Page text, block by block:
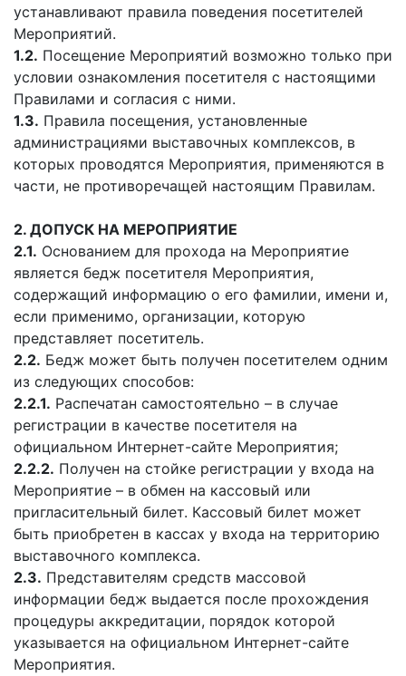
устанавливают правила поведения посетителей
Мероприятий.
1.2. Посещение Мероприятий возможно только при
условии ознакомления посетителя с настоящими
Правилами и согласия с ними.
1.3. Правила посещения, установленные
администрациями выставочных комплексов, в
которых проводятся Мероприятия, применяются в
части, не противоречащей настоящим Правилам.
2. ДОПУСК НА МЕРОПРИЯТИЕ
2.1. Основанием для прохода на Мероприятие
является бедж посетителя Мероприятия,
содержащий информацию о его фамилии, имени и,
если применимо, организации, которую
представляет посетитель.
2.2. Бедж может быть получен посетителем одним
из следующих способов:
2.2.1. Распечатан самостоятельно – в случае
регистрации в качестве посетителя на
официальном Интернет-сайте Мероприятия;
2.2.2. Получен на стойке регистрации у входа на
Мероприятие – в обмен на кассовый или
пригласительный билет. Кассовый билет может
быть приобретен в кассах у входа на территорию
выставочного комплекса.
2.3. Представителям средств массовой
информации бедж выдается после прохождения
процедуры аккредитации, порядок которой
указывается на официальном Интернет-сайте
Мероприятия.